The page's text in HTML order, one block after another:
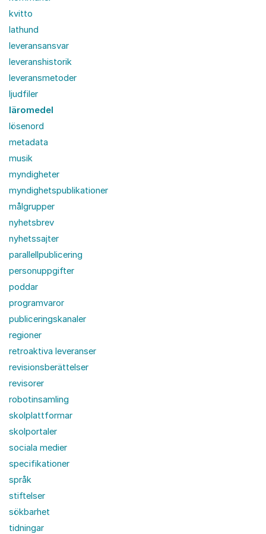
kvitto
lathund
leveransansvar
leveranshistorik
leveransmetoder
ljudfiler
läromedel
lösenord
metadata
musik
myndigheter
myndighetspublikationer
målgrupper
nyhetsbrev
nyhetssajter
parallellpublicering
personuppgifter
poddar
programvaror
publiceringskanaler
regioner
retroaktiva leveranser
revisionsberättelser
revisorer
robotinsamling
skolplattformar
skolportaler
sociala medier
specifikationer
språk
stiftelser
sökbarhet
tidningar